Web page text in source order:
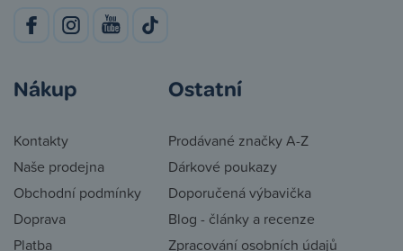
Nákup
Kontakty
Naše prodejna
Obchodní podmínky
Doprava
Platba
Ostatní
Prodávané značky A-Z
Dárkové poukazy
Doporučená výbavička
Blog - články a recenze
Zpracování osobních údajů